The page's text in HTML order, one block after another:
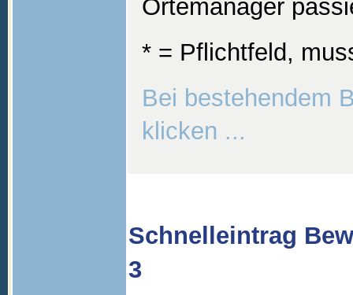
Ortemanager
* = Pflichtfeld,
Bei bestehendem
klicken ...
Schnelleintrag
3